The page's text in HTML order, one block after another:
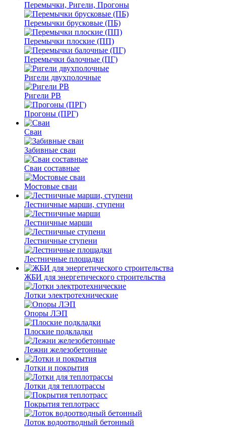
Перемычки, Ригели, Прогоны
Перемычки брусковые (ПБ)
Перемычки плоские (ПП)
Перемычки балочные (ПГ)
Ригели двухполочные
Ригели РВ
Прогоны (ПРГ)
Сваи
Забивные сваи
Сваи составные
Мостовые сваи
Лестничные марши, ступени
Лестничные марши
Лестничные ступени
Лестничные площадки
ЖБИ для энергетического строительства
Лотки электротехнические
Опоры ЛЭП
Плоские подкладки
Лежни железобетонные
Лотки и покрытия
Лотки для теплотрассы
Покрытия теплотрасс
Лоток водоотводный бетонный